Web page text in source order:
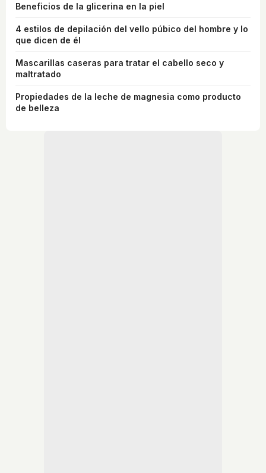
Beneficios de la glicerina en la piel
4 estilos de depilación del vello púbico del hombre y lo
que dicen de él
Mascarillas caseras para tratar el cabello seco y
maltratado
Propiedades de la leche de magnesia como producto
de belleza